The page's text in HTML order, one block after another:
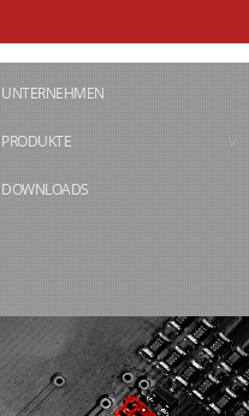
UNTERNEHMEN
PRODUKTE
DOWNLOADS